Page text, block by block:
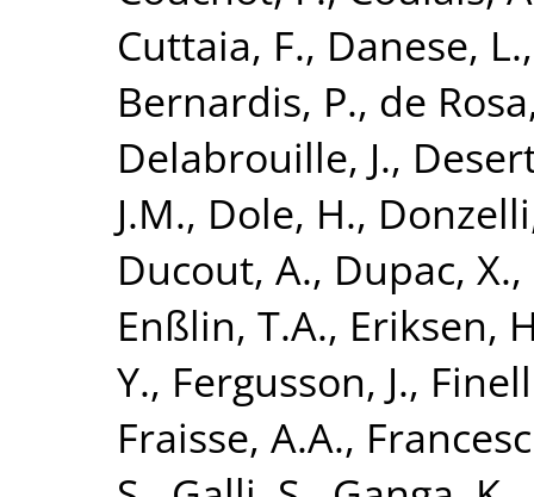
Cuttaia, F., Danese, L.
Bernardis, P., de
Delabrouille, J.,
J.M., Dole, H.,
Ducout, A., Dupac, X.,
Enßlin, T.A., Eriksen,
Y., Fergusson, J.,
Fraisse, A.A.,